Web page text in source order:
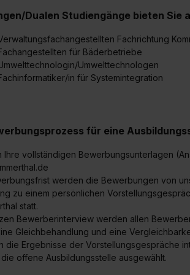
Dualen Studiengänge bieten Sie
Fachrichtung
für Bäderbetriebe
Umwelttechnologen
in für Systemintegration
für eine
Ihre vollständigen Bewerbungsunterlagen
werden die Bewerbungen von
zu einem persönlichen
statt.
Bewerberinterview werden allen
Gleichbehandlung und eine
die Ergebnisse der Vorstellungsgespräche
offene Ausbildungsstelle ausgewählt.